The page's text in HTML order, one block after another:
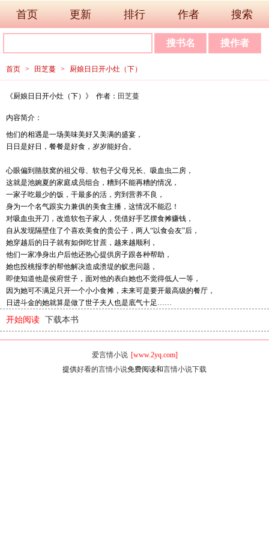
首页 更新 排行 作者 搜索
首页 > 田芝蔓 > 厨娘日日开小灶（下）
《厨娘日日开小灶（下）》 作者： 田芝蔓
内容简介：
他们的相遇是一场美味美好又美满的盛宴，
日日是好日，餐餐是好食，岁岁能好合。
心眼偏到胳肢窝的祖父母、软包子父母兄长、吸血虫二房，
这就是池婉夏的家庭成员组合，糟到不能再糟的情况，
一家子吃最少的饭，干最多的活，穷到营养不良，
身为一个名气跟实力兼俱的美食主播，这情况不能忍！
对吸血虫开刀，改造软包子家人，凭借好手艺摆食摊赚钱，
自从发现隔壁住了个喜欢美食的贵公子，两人“以食会友”后，
她穿越后的日子就有如倒吃甘蔗，越来越顺利，
他们一家净身出户后他还热心提供房子跟各种帮助，
她也投桃报李的帮他解决造成溃堤的蚁患问题，
即使知道他是侯府世子，面对他的表白她也不觉得低人一等，
因为她可不满足只开一个小小食摊，未来可是要开最高级的餐厅，
日进斗金的她就算是做了世子夫人也是底气十足……
开始阅读 下载本书
爱言情小说 [www.2yq.com]
提供好看的言情小说免费阅读和言情小说下载